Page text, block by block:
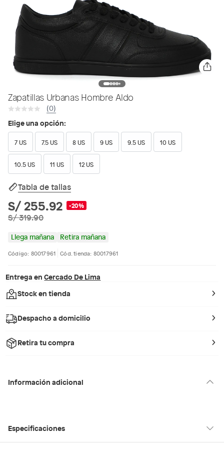
Zapatillas Urbanas Hombre Aldo
(0)
Elige una opción:
7 US 7.5 US 8 US 9 US 9.5 US 10 US
10.5 US 11 US 12 US
Tabla de tallas
S/ 255.92 -20%
S/ 319.90
Llega mañana Retira mañana
Código: 80017961 Cód. tienda: 80017961
Entrega en Cercado De Lima
Stock en tienda
Despacho a domicilio
Retira tu compra
Información adicional
Especificaciones